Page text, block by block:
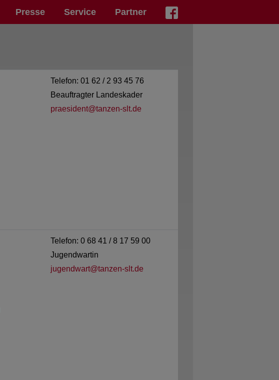
Presse Service Partner
Telefon: 01 62 / 2 93 45 76
Beauftragter Landeskader
praesident@tanzen-slt.de
Telefon: 0 68 41 / 8 17 59 00
Jugendwartin
jugendwart@tanzen-slt.de